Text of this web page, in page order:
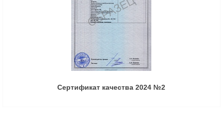
Сертификат качества 2024 №2